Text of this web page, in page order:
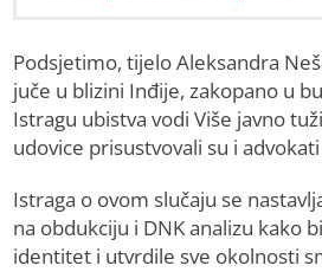
Podsjetimo, tijelo Aleksandra
juče u blizini Inđije, zakopano u
Istragu ubistva vodi Više javno
udovice prisustvovali su i
Istraga o ovom slučaju se
na obdukciju i DNK analizu kako
identitet i utvrdile sve okolnosti